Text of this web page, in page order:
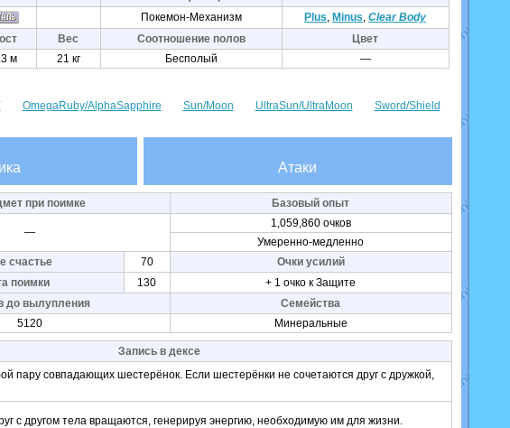
Покемон-Механизм Plus, Minus, Clear Body
Вес Соотношение полов
Цвет
м 21 кг Бесполый —
OmegaRuby/AlphaSapphire Sun/Moon UltraSun/UltraMoon Sword/Shield
Атаки
при поимке Базовый опыт
—
1,059,860 очков
Умеренно-медленно
счастье
70
Очки усилий
поимки
130
+ 1 очко к Защите
до вылупления
Семейства
5120
Минеральные
Запись в дексе
пару совпадающих шестерёнок. Если шестерёнки не сочетаются друг с дружкой,
с другом тела вращаются, генерируя энергию, необходимую им для жизни.